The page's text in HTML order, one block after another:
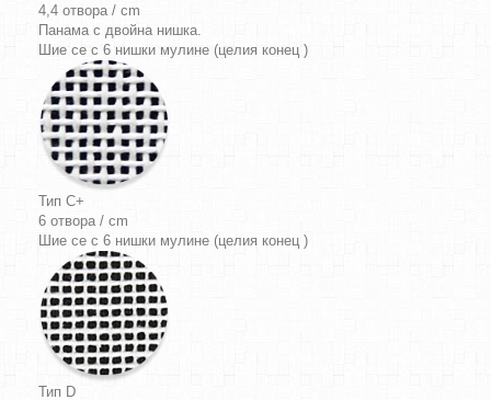
4,4 отвора / cm
Панама с двойна нишка.
Шие се с 6 нишки мулине (целия конец )
Тип C+
6 отвора / cm
Шие се с 6 нишки мулине (целия конец )
Тип D